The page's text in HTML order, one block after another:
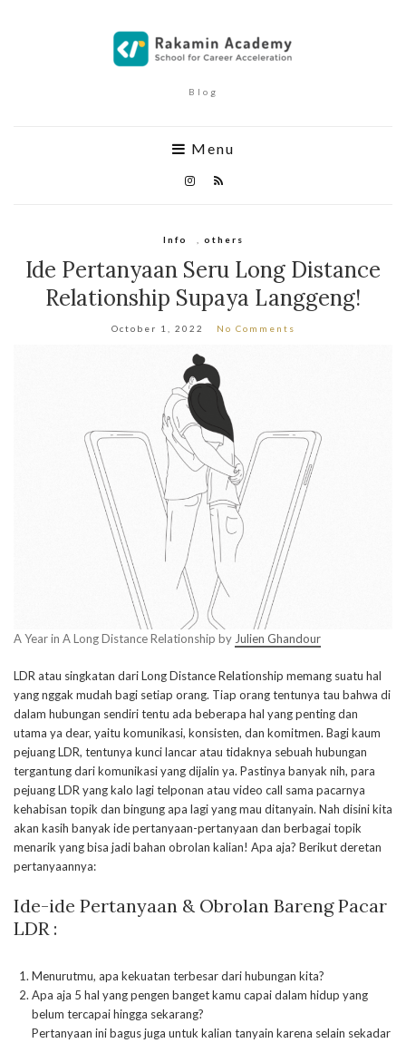
Blog
Menu
Info others
Ide Pertanyaan Seru Long Distance
Relationship Supaya Langgeng!
October 1, 2022 No Comments
A Year in A Long Distance Relationship by Julien Ghandour
LDR atau singkatan dari Long Distance Relationship memang suatu hal
yang nggak mudah bagi setiap orang. Tiap orang tentunya tau bahwa di
dalam hubungan sendiri tentu ada beberapa hal yang penting dan
utama ya dear, yaitu komunikasi, konsisten, dan komitmen. Bagi kaum
pejuang LDR, tentunya kunci lancar atau tidaknya sebuah hubungan
tergantung dari komunikasi yang dijalin ya. Pastinya banyak nih, para
pejuang LDR yang kalo lagi telponan atau video call sama pacarnya
kehabisan topik dan bingung apa lagi yang mau ditanyain. Nah disini kita
akan kasih banyak ide pertanyaan-pertanyaan dan berbagai topik
menarik yang bisa jadi bahan obrolan kalian! Apa aja? Berikut deretan
pertanyaannya:
Ide-ide Pertanyaan & Obrolan Bareng Pacar
LDR :
Menurutmu, apa kekuatan terbesar dari hubungan kita?
Apa aja 5 hal yang pengen banget kamu capai dalam hidup yang
belum tercapai hingga sekarang?
Pertanyaan ini bagus juga untuk kalian tanyain karena selain sekadar